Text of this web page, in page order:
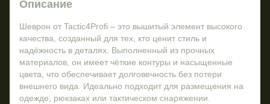
Описание
Шеврон от Tactic4Profi – это вышитый элемент высокого
качества, созданный для тех, кто ценит стиль и
надёжность в деталях. Выполненный из прочных
материалов, он имеет чёткие контуры и насыщенные
цвета, что обеспечивает долговечность без потери
внешнего вида. Идеально подходит для размещения на
одежде, рюкзаках или тактическом снаряжении.